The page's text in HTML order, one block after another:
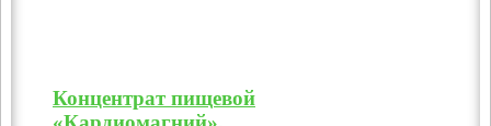
Концентрат пищевой